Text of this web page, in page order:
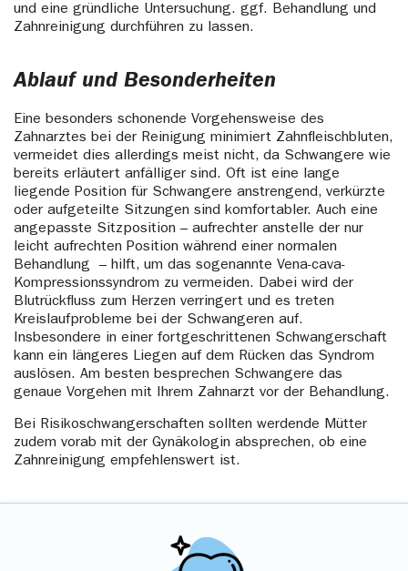
und eine gründliche Untersuchung. ggf. Behandlung und
Zahnreinigung durchführen zu lassen.
Ablauf und Besonderheiten
Eine besonders schonende Vorgehensweise des
Zahnarztes bei der Reinigung minimiert Zahnfleischbluten,
vermeidet dies allerdings meist nicht, da Schwangere wie
bereits erläutert anfälliger sind. Oft ist eine lange
liegende Position für Schwangere anstrengend, verkürzte
oder aufgeteilte Sitzungen sind komfortabler. Auch eine
angepasste Sitzposition – aufrechter anstelle der nur
leicht aufrechten Position während einer normalen
Behandlung – hilft, um das sogenannte Vena-cava-
Kompressionssyndrom zu vermeiden. Dabei wird der
Blutrückfluss zum Herzen verringert und es treten
Kreislaufprobleme bei der Schwangeren auf.
Insbesondere in einer fortgeschrittenen Schwangerschaft
kann ein längeres Liegen auf dem Rücken das Syndrom
auslösen. Am besten besprechen Schwangere das
genaue Vorgehen mit Ihrem Zahnarzt vor der Behandlung.
Bei Risikoschwangerschaften sollten werdende Mütter
zudem vorab mit der Gynäkologin absprechen, ob eine
Zahnreinigung empfehlenswert ist.